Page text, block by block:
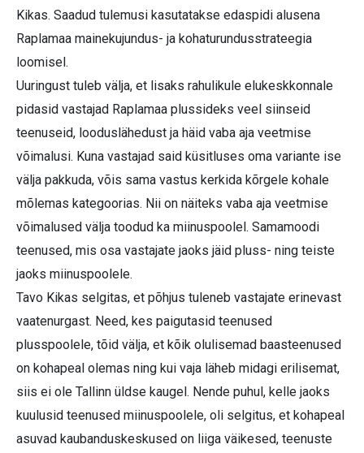
Kikas. Saadud tulemusi kasutatakse edaspidi alusena
Raplamaa mainekujundus- ja kohaturundus­strateegia
loomisel.
Uuringust tuleb välja, et lisaks rahulikule elukeskkonnale
pidasid vastajad Raplamaa plussideks veel siinseid
teenuseid, looduslähedust ja häid vaba aja veetmise
võimalusi. Kuna vastajad said küsitluses oma variante ise
välja pakkuda, võis sama vastus kerkida kõrgele kohale
mõlemas kategoorias. Nii on näiteks vaba aja veetmise
võimalused välja toodud ka miinuspoolel. Samamoodi
teenused, mis osa vastajate jaoks jäid pluss- ning teiste
jaoks miinuspoolele.
Tavo Kikas selgitas, et põhjus tuleneb vastajate erinevast
vaatenurgast. Need, kes paigutasid teenused
plusspoolele, tõid välja, et kõik olulisemad baasteenused
on kohapeal olemas ning kui vaja läheb midagi erilisemat,
siis ei ole Tallinn üldse kaugel. Nende puhul, kelle jaoks
kuulusid teenused miinuspoolele, oli selgitus, et kohapeal
asuvad kaubanduskeskused on liiga väikesed, teenuste